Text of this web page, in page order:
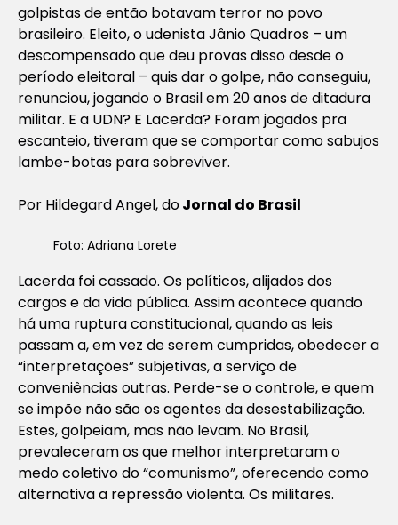
golpistas de então botavam terror no povo
brasileiro. Eleito, o udenista Jânio Quadros – um
descompensado que deu provas disso desde o
período eleitoral – quis dar o golpe, não conseguiu,
renunciou, jogando o Brasil em 20 anos de ditadura
militar. E a UDN? E Lacerda? Foram jogados pra
escanteio, tiveram que se comportar como sabujos
lambe-botas para sobreviver.
Por Hildegard Angel, doJornal do Brasil
Foto: Adriana Lorete
Lacerda foi cassado. Os políticos, alijados dos
cargos e da vida pública. Assim acontece quando
há uma ruptura constitucional, quando as leis
passam a, em vez de serem cumpridas, obedecer a
“interpretações” subjetivas, a serviço de
conveniências outras. Perde-se o controle, e quem
se impõe não são os agentes da desestabilização.
Estes, golpeiam, mas não levam. No Brasil,
prevaleceram os que melhor interpretaram o
medo coletivo do “comunismo”, oferecendo como
alternativa a repressão violenta. Os militares.